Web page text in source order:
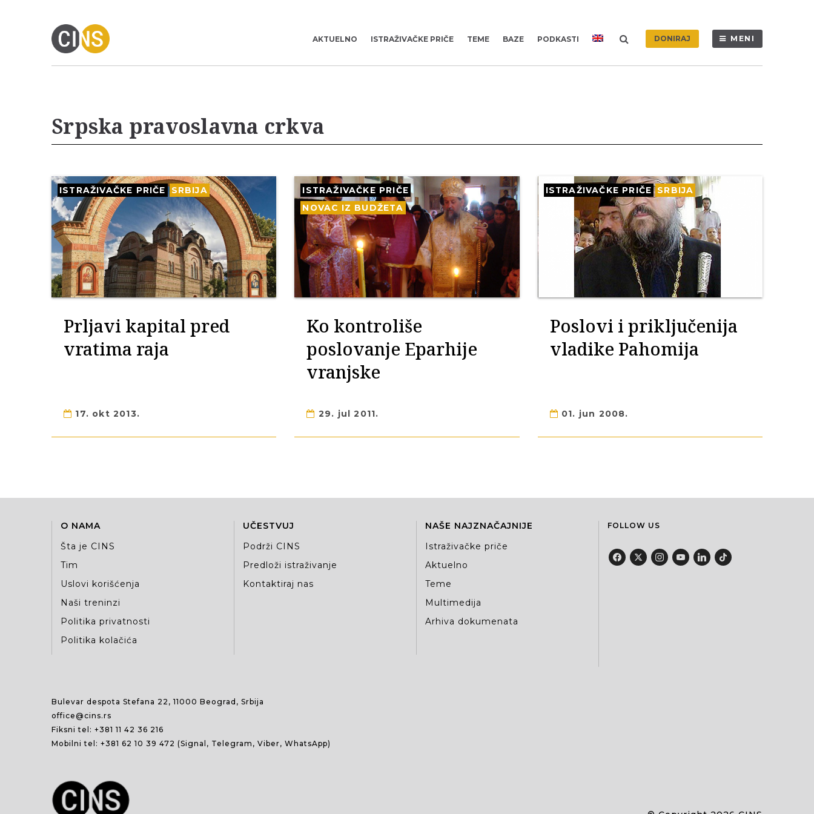
AKTUELNO ISTRAŽIVAČKE PRIČE TEME BAZE PODKASTI DONIRAJ MENI
Srpska pravoslavna crkva
ISTRAŽIVAČKE PRIČE SRBIJA
Prljavi kapital pred
vratima raja
17. okt 2013.
ISTRAŽIVAČKE PRIČE
NOVAC IZ BUDŽETA
Ko kontroliše
poslovanje Eparhije
vranjske
29. jul 2011.
ISTRAŽIVAČKE PRIČE SRBIJA
Poslovi i priključenija
vladike Pahomija
01. jun 2008.
O NAMA
Šta je CINS
Tim
Uslovi korišćenja
Naši treninzi
Politika privatnosti
Politika kolačića
UČESTVUJ
Podrži CINS
Predloži istraživanje
Kontaktiraj nas
NAŠE NAJZNAČAJNIJE
Istraživačke priče
Aktuelno
Teme
Multimedija
Arhiva dokumenata
FOLLOW US
Bulevar despota Stefana 22, 11000 Beograd, Srbija
office@cins.rs
Fiksni tel: +381 11 42 36 216
Mobilni tel: +381 62 10 39 472 (Signal, Telegram, Viber, WhatsApp)